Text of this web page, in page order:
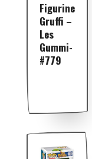
Figurine
Gruffi –
Les
Gummi-
#779